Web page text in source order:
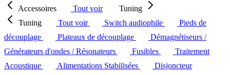
Accessoires
Tout voir
Tuning
Tuning
Tout voir Switch audiophile
Pieds de
découplage
Plateaux de découplage
Démagnétiseurs /
Générateurs d'ondes / Résonateurs
Fusibles
Traitement
Acoustique
Alimentations Stabilisées
Disjoncteur